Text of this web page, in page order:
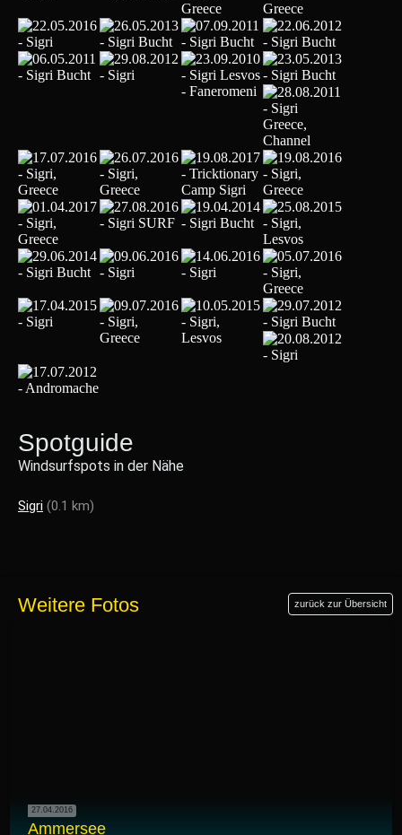
Spotguide
Windsurfspots in der Nähe
Sigri (0.1 km)
Weitere Fotos zurück zur Übersicht
27.04.2016
Ammersee